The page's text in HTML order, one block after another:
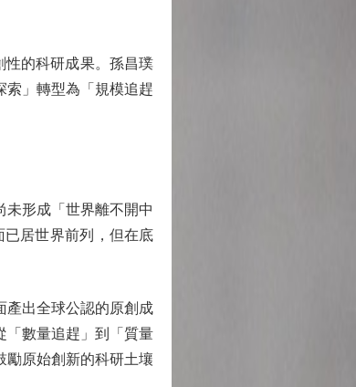
的科研成果。孫昌璞
索」轉型為「規模追趕
形成「世界離不開中
居世界前列，但在底
出全球公認的原創成
「數量追趕」到「質量
勵原始創新的科研土壤